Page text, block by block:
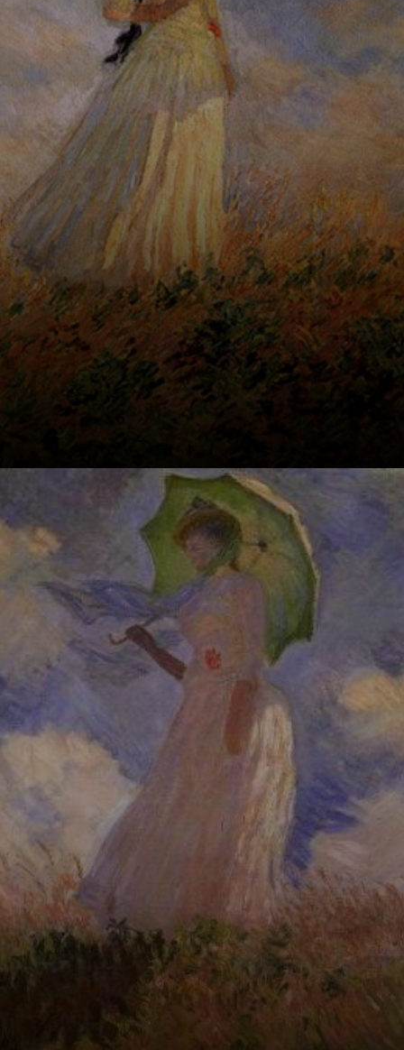
A obra foi
concluída em
1875 e retrata a
família em um
campo de
papaveris em
Argenteuil, na
França.